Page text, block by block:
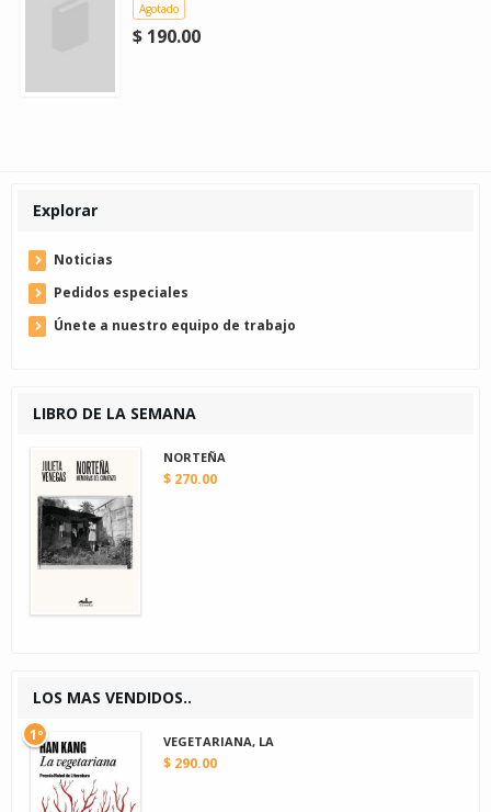
Agotado
$ 190.00
Explorar
Noticias
Pedidos especiales
Únete a nuestro equipo de trabajo
LIBRO DE LA SEMANA
NORTEÑA
$ 270.00
LOS MAS VENDIDOS..
VEGETARIANA, LA
$ 290.00
1º